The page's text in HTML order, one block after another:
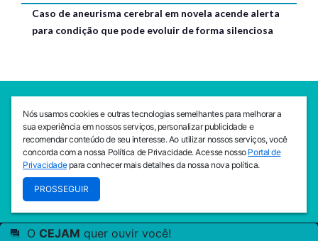
Caso de aneurisma cerebral em novela acende alerta
para condição que pode evoluir de forma silenciosa
Av. da Liberdade, 765, Liberdade, São Paulo, 01503-001
(11) 3469 - 1818
INSTITUTO CEJAM
Av. da Liberdade, 765, Liberdade, São Paulo, 01503-001
© 2026
Nós usamos cookies e outras tecnologias semelhantes para melhorar a
sua experiência em nossos serviços, personalizar publicidade e
recomendar conteúdo de seu interesse. Ao utilizar nossos serviços, você
concorda com a nossa Política de Privacidade. Acesse nosso Portal de
Privacidadepara conhecer mais detalhes da nossa nova política.
PROSSEGUIR
O CEJAM quer ouvir você!